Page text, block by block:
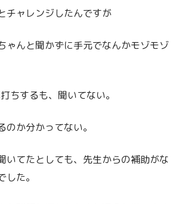
チャレンジしたんですが
ゃんと聞かずに手元でなんかモゾモゾ
ちするも、聞いてない。
か分かってない。
いてたとしても、先生からの補助がな
た。